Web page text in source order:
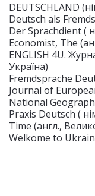
DEUTSCHLAND
Deutsch als
Der Sprachdient (
Economist, The
ENGLISH 4U.
Україна)
Fremdsprache
Journal of
National
Praxis Deutsch (
Time (англ.,
Welkome to